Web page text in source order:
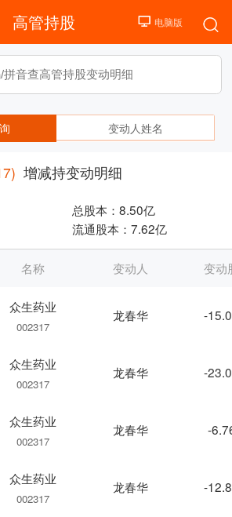
高管持股
变动人姓名
增减持变动明细
总股本： 8.50亿
流通股本： 7.62亿
名称 变动人 变动
众生药业
002317
龙春华 -
众生药业
002317
龙春华 -
众生药业
002317
龙春华 -
众生药业
002317
龙春华 -